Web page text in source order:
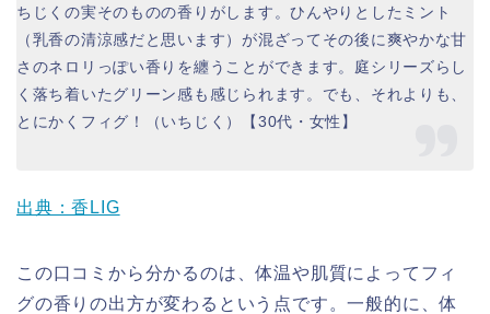
ちじくの実そのものの香りがします。ひんやりとしたミント
（乳香の清涼感だと思います）が混ざってその後に爽やかな甘
さのネロリっぽい香りを纏うことができます。庭シリーズらし
く落ち着いたグリーン感も感じられます。でも、それよりも、
とにかくフィグ！（いちじく）【30代・女性】
出典：香LIG
この口コミから分かるのは、体温や肌質によってフィ
グの香りの出方が変わるという点です。一般的に、体